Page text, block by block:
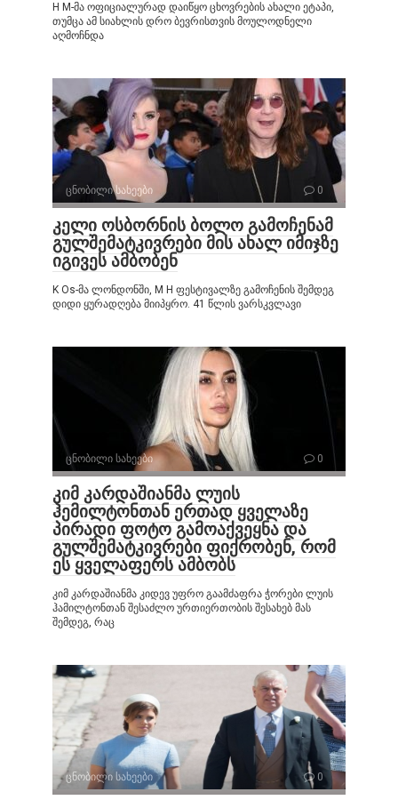
H M-მა ოფიციალურად დაიწყო ცხოვრების ახალი ეტაპი,
თუმცა ამ სიახლის დრო ბევრისთვის მოულოდნელი
აღმოჩნდა
ცნობილი სახეები 0
კელი ოსბორნის ბოლო გამოჩენამ
გულშემატკივრები მის ახალ იმიჯზე
იგივეს ამბობენ
K Os-მა ლონდონში, M H ფესტივალზე გამოჩენის შემდეგ
დიდი ყურადღება მიიპყრო. 41 წლის ვარსკვლავი
ცნობილი სახეები 0
კიმ კარდაშიანმა ლუის
ჰემილტონთან ერთად ყველაზე
პირადი ფოტო გამოაქვეყნა და
გულშემატკივრები ფიქრობენ, რომ
ეს ყველაფერს ამბობს
კიმ კარდაშიანმა კიდევ უფრო გაამძაფრა ჭორები ლუის
ჰამილტონთან შესაძლო ურთიერთობის შესახებ მას
შემდეგ, რაც
ცნობილი სახეები 0